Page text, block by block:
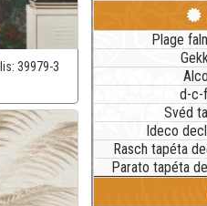
39979-3
Plage
d-c-
Svéd
Ideco
Rasch tapéta
Parato tapéta